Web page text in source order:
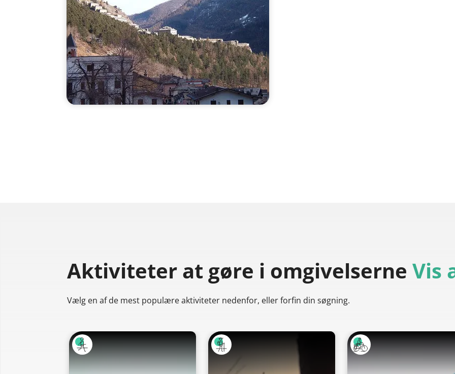
Aktiviteter at gøre i omgivelserne Vis
Vælg en af de mest populære aktiviteter nedenfor, eller forfin din søgning.